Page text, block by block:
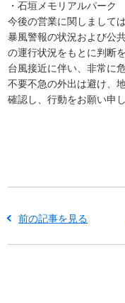
・石垣メモリアルパーク
今後の営業に関しましては
暴風警報の状況および公
の運行状況をもとに判断
台風接近に伴い、非常に
不要不急の外出は避け、
確認し、行動をお願い申
前の記事を見る